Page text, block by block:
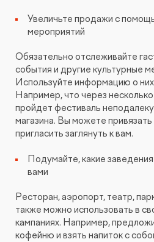
Увеличьте продажи с
мероприятий
Обязательно отслеживайте
события и другие культурные
Используйте информацию о них
Например, что через
пройдет фестиваль
магазина. Вы можете
пригласить заглянуть к вам.
Подумайте, какие
вами
Ресторан, аэропорт, театр,
также можно использовать в
кампаниях. Например,
кофейню и взять напиток с